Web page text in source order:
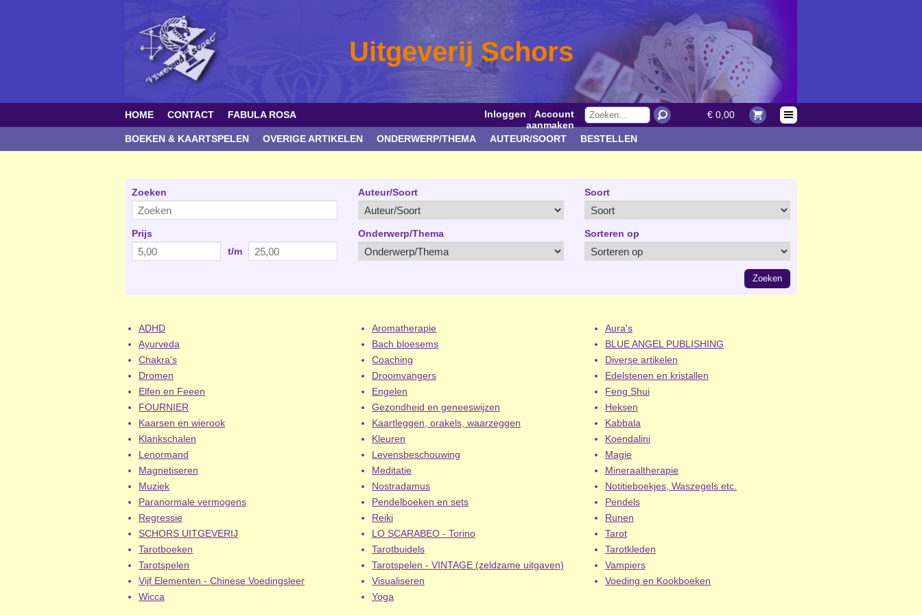
HOME CONTACT FABULA ROSA € 0,00
Inloggen | Account
aanmaken
Uitgeverij Schors
BOEKEN & KAARTSPELEN OVERIGE ARTIKELEN ONDERWERP/THEMA AUTEUR/SOORT BESTELLEN
Zoeken Auteur/Soort Soort
Prijs
t/m
Onderwerp/Thema Sorteren op
ADHD
Ayurveda
Chakra's
Dromen
Elfen en Feeen
FOURNIER
Kaarsen en wierook
Klankschalen
Lenormand
Magnetiseren
Muziek
Paranormale vermogens
Regressie
SCHORS UITGEVERIJ
Tarotboeken
Tarotspelen
Vijf Elementen - Chinese Voedingsleer
Wicca
Aromatherapie
Bach bloesems
Coaching
Droomvangers
Engelen
Gezondheid en geneeswijzen
Kaartleggen, orakels, waarzeggen
Kleuren
Levensbeschouwing
Meditatie
Nostradamus
Pendelboeken en sets
Reiki
LO SCARABEO - Torino
Tarotbuidels
Tarotspelen - VINTAGE (zeldzame uitgaven)
Visualiseren
Yoga
Aura's
BLUE ANGEL PUBLISHING
Diverse artikelen
Edelstenen en kristallen
Feng Shui
Heksen
Kabbala
Koendalini
Magie
Mineraaltherapie
Notitieboekjes, Waszegels etc.
Pendels
Runen
Tarot
Tarotkleden
Vampiers
Voeding en Kookboeken